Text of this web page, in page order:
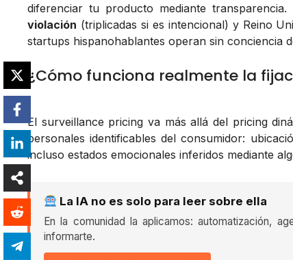
diferenciar tu producto mediante
violación (triplicadas si es intencional) y Reino
startups hispanohablantes operan sin conciencia
¿Cómo funciona realmente la
El surveillance pricing va más allá del pricing
personales identificables del consumidor:
incluso estados emocionales inferidos mediante
La IA no es solo para leer sobre ella
En la comunidad la aplicamos: automatización,
informarte.